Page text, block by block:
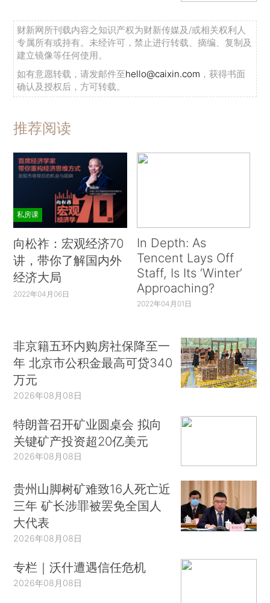
财新网所刊载内容之知识产权为财新传媒及/或相关权利人
专属所有或持有。未经许可，禁止进行转载、摘编、复制及
建立镜像等任何使用。
如有意愿转载，请发邮件至hello@caixin.com ，获得书面
确认及授权后，方可转载。
推荐阅读
私房课
向松祚：宏观经济70
讲，带你了解国内外
经济大局
2022年04月06日
In Depth: As
Tencent Lays Off
Staff, Is Its ‘Winter’
Approaching?
2022年04月01日
非京籍五环内购房社保降至一
年 北京市公积金最高可贷340
万元
2026年08月08日
特朗普召开矿业圆桌会 拟向
关键矿产投资超20亿美元
2026年08月08日
贵州山脚树矿难致16人死亡近
三年 矿长涉罪被罢免全国人
大代表
2026年08月08日
专栏｜沃什遭遇信任危机
2026年08月08日